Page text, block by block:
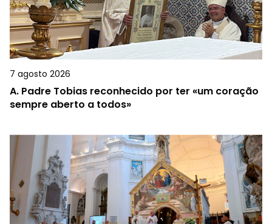
7 agosto 2026
A. Padre Tobias reconhecido por ter «um coração
sempre aberto a todos»